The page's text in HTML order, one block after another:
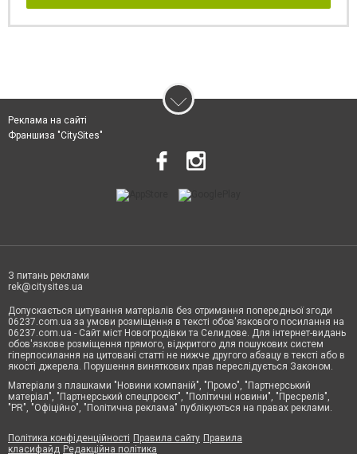
Реклама на сайті
Франшиза "CitySites"
З питань реклами
rek@citysites.ua
Допускається цитування матеріалів без отримання попередньої згоди
06237.com.ua за умови розміщення в тексті обов'язкового посилання на
06237.com.ua - Сайт міст Новогродівки та Селидове. Для інтернет-видань
обов'язкове розміщення прямого, відкритого для пошукових систем
гіперпосилання на цитовані статті не нижче другого абзацу в тексті або в
якості джерела. Порушення виняткових прав переслідується Законом.
Матеріали з плашками "Новини компаній", "Промо", "Партнерський
матеріал", "Партнерський спецпроєкт", "Політичні новини", "Пресреліз",
"PR", "Офіційно", "Політична реклама" публікуються на правах реклами.
Політика конфіденційності Правила сайту Правила
класифайд Редакційна політика